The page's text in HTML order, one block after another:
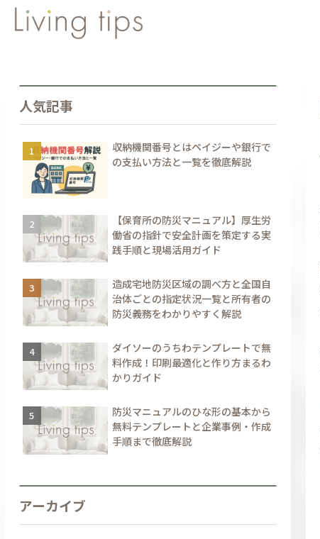
人気記事
収納機関番号とはペイジーや銀行で
の支払い方法と一覧を徹底解説
【保育所の防災マニュアル】厚生労
働省の指針で安全計画を策定する実
践手順と現場活用ガイド
造成宅地防災区域の調べ方と全国自
治体ごとの指定状況一覧と所有者の
防災義務をわかりやすく解説
ダイソーのうちわテンプレートで無
料作成！印刷最適化と作り方まるわ
かりガイド
防災マニュアルのひな形の基本から
無料テンプレートと企業事例・作成
手順まで徹底解説
アーカイブ